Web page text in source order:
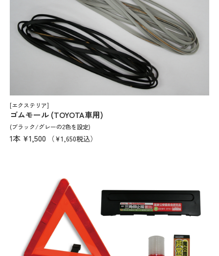
[エクステリア]
ゴムモール (TOYOTA車用)
(ブラック/グレーの2色を設定)
1本 ¥1,500 （¥1,650税込）